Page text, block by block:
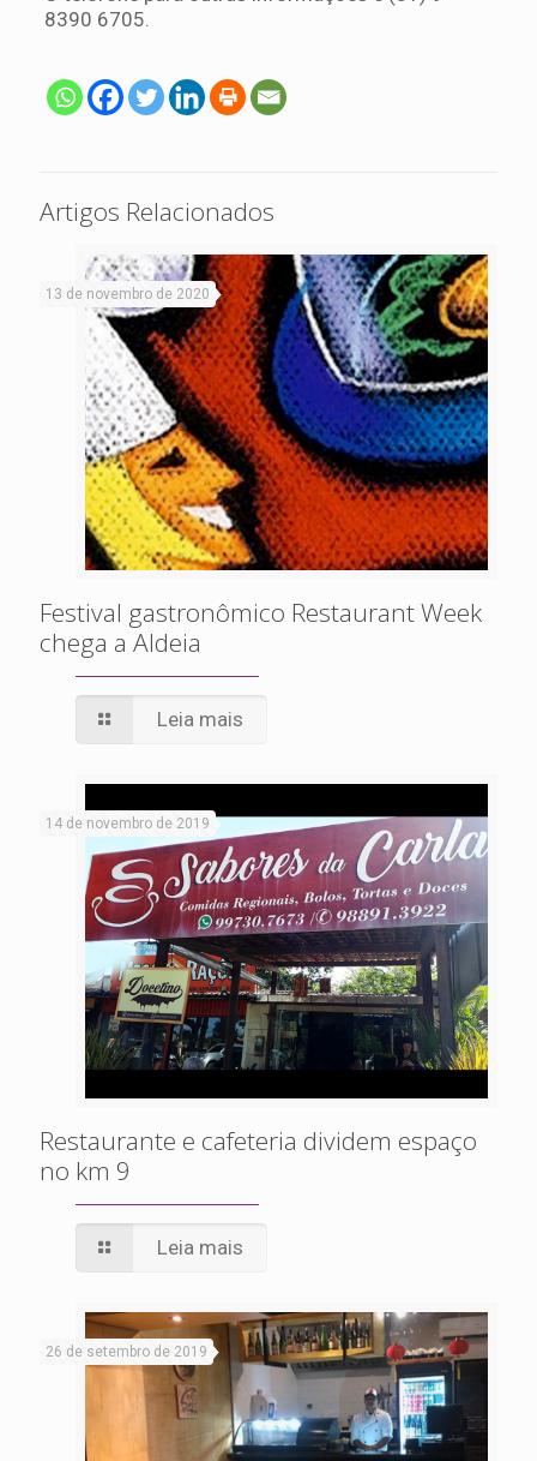
8390 6705.
Artigos Relacionados
13 de novembro de 2020
Festival gastronômico Restaurant Week
chega a Aldeia
Leia mais
14 de novembro de 2019
Restaurante e cafeteria dividem espaço
no km 9
Leia mais
26 de setembro de 2019